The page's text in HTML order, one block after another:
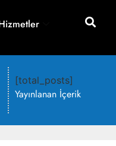
[total_posts]
Yayınlanan İçerik